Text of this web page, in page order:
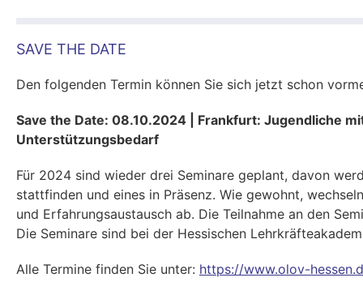
SAVE THE DATE
Den folgenden Termin können Sie sich jetzt schon
Save the Date: 08.10.2024 | Frankfurt: Jugendliche
Unterstützungsbedarf
Für 2024 sind wieder drei Seminare geplant, davon
stattfinden und eines in Präsenz. Wie gewohnt,
und Erfahrungsaustausch ab. Die Teilnahme an den
Die Seminare sind bei der Hessischen
Alle Termine finden Sie unter: https://www.olov-